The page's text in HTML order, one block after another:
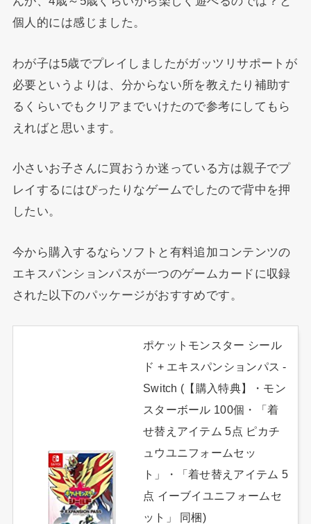
個人的には感じました。
わが子は5歳でプレイしましたがガッツリサポートが
必要というよりは、分からない所を教えたり補助す
るくらいでもクリアまでいけたので参考にしてもら
えればと思います。
小さいお子さんに買おうか迷っている方は親子でプ
レイするにはぴったりなゲームでしたので背中を押
したい。
今から購入するならソフトと有料追加コンテンツの
エキスパンションパスが一つのゲームカードに収録
された以下のパッケージがおすすめです。
ポケットモンスター シール
ド + エキスパンションパス -
Switch (【購入特典】・モン
スターボール 100個・「着
せ替えアイテム 5点 ピカチ
ュウユニフォームセッ
ト」・「着せ替えアイテム 5
点 イーブイユニフォームセ
ット」 同梱)